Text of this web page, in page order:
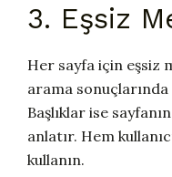
3. Eşsiz
Her sayfa için eşsiz
arama sonuçlarında
Başlıklar ise
anlatır. Hem
kullanın.